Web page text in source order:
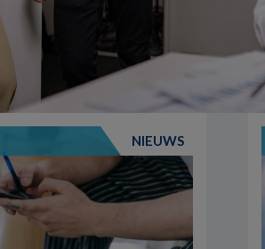
NIEUWS